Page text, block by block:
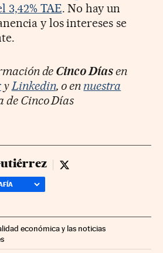
TAE. No hay un
y los intereses se
de Cinco Díasen
yLinkedin, o ennuestra
de Cinco Días
Hugo Gutiérrez -
económica y las noticias